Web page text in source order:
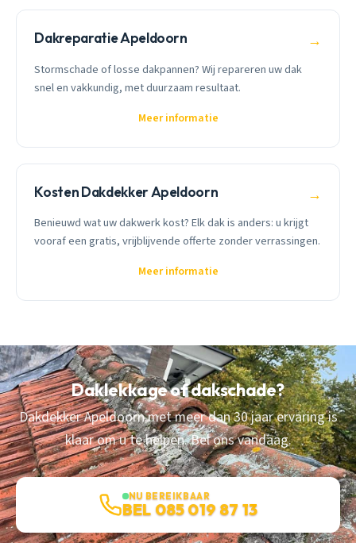
Dakreparatie Apeldoorn →
Stormschade of losse dakpannen? Wij repareren uw dak
snel en vakkundig, met duurzaam resultaat.
Meer informatie
Kosten Dakdekker Apeldoorn →
Benieuwd wat uw dakwerk kost? Elk dak is anders: u krijgt
vooraf een gratis, vrijblijvende offerte zonder verrassingen.
Meer informatie
Daklekkage of dakschade?
Dakdekker Apeldoorn met meer dan 30 jaar ervaring is
klaar om u te helpen. Bel ons vandaag.
NU BEREIKBAAR
BEL 085 019 87 13